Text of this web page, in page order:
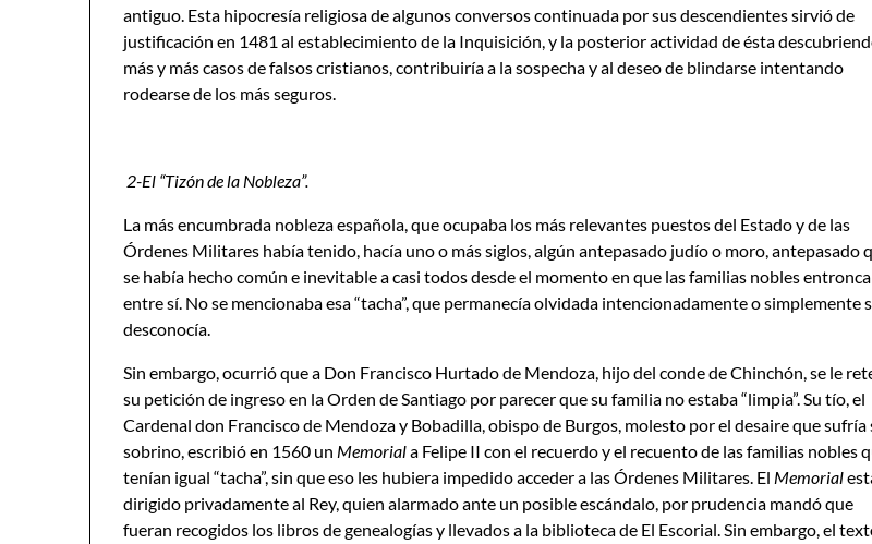
antiguo. Esta hipocresía religiosa de algunos conversos continuada por sus descendientes sirvió de
justificación en 1481 al establecimiento de la Inquisición, y la posterior actividad de ésta
más y más casos de falsos cristianos, contribuiría a la sospecha y al deseo de blindarse intentando
rodearse de los más seguros.
2-El “Tizón de la Nobleza”.
La más encumbrada nobleza española, que ocupaba los más relevantes puestos del Estado y de las
Órdenes Militares había tenido, hacía uno o más siglos, algún antepasado judío o moro, antepasado
se había hecho común e inevitable a casi todos desde el momento en que las familias nobles
entre sí. No se mencionaba esa “tacha”, que permanecía olvidada intencionadamente o simplemente
desconocía.
Sin embargo, ocurrió que a Don Francisco Hurtado de Mendoza, hijo del conde de Chinchón, se le
su petición de ingreso en la Orden de Santiago por parecer que su familia no estaba “limpia”. Su tío, el
Cardenal don Francisco de Mendoza y Bobadilla, obispo de Burgos, molesto por el desaire que sufría
sobrino, escribió en 1560 un Memoriala Felipe II con el recuerdo y el recuento de las familias nobles
tenían igual “tacha”, sin que eso les hubiera impedido acceder a las Órdenes Militares. El Memorial
dirigido privadamente al Rey, quien alarmado ante un posible escándalo, por prudencia mandó que
fueran recogidos los libros de genealogías y llevados a la biblioteca de El Escorial. Sin embargo, el